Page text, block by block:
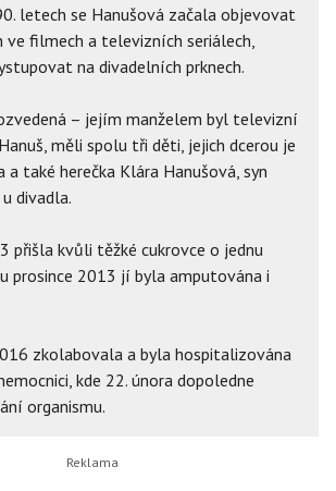
letech se Hanušová začala objevovat
ve filmech a televizních seriálech,
na divadelních prknech.
– jejím manželem byl televizní
měli spolu tři děti, jejich dcerou je
také herečka Klára Hanušová, syn
divadla.
přišla kvůli těžké cukrovce o jednu
prosince 2013 jí byla amputována i
zkolabovala a byla hospitalizována
kde 22. února dopoledne
organismu.